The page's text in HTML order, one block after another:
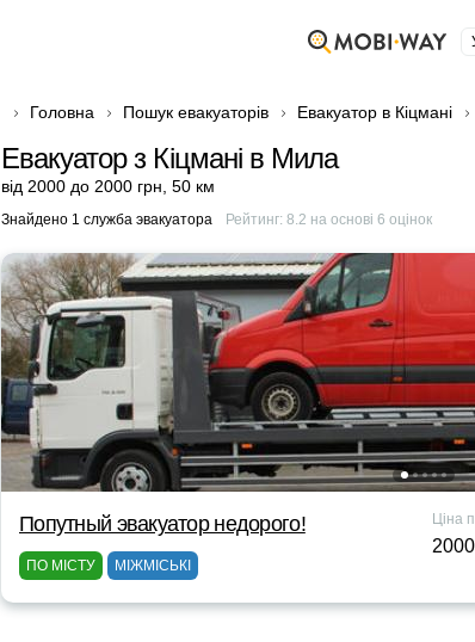
Головна Пошук евакуаторів Евакуатор в Кіцмані
Евакуатор з Кіцмані в Мила
від 2000 до 2000 грн 50 км
Знайдено 1 служба эвакуатора Рейтинг: 8.2 на основі 6 оцінок
Попутный эвакуатор недорого!
ПО МІСТУ МІЖМІСЬКІ
Ціна